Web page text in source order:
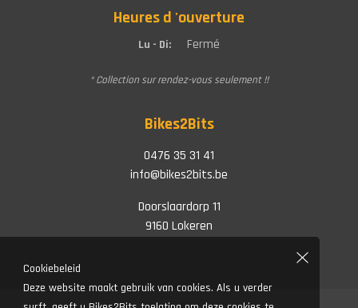
Heures d 'ouverture
Lu - Di: Fermé
* Collection sur rendez-vous seulement !!
Bikes2Bits
0476 35 31 41
info@bikes2bits.be
Doorslaardorp 11
9160 Lokeren
Cookiebeleid
Deze website maakt gebruik van cookies. Als u verder